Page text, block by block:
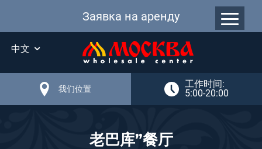
Заявка на аренду
中文
我们位置
工作时间:
5:00-20:00
老巴库”餐厅